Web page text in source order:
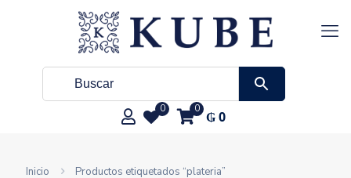
0 0 ₲0
Inicio Productos etiquetados “plateria”